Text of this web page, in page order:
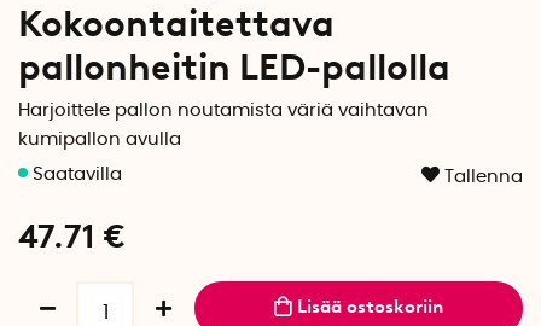
Kokoontaitettava
pallonheitin LED-pallolla
Harjoittele pallon noutamista väriä vaihtavan
kumipallon avulla
Tallenna
47.71 €
Lisää ostoskoriin